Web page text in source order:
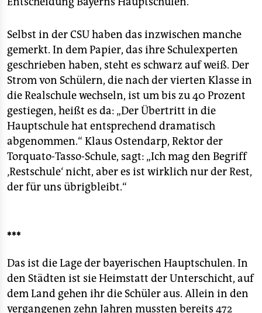
Selbst in der CSU haben das inzwischen manche
gemerkt. In dem Papier, das ihre Schulexperten
geschrieben haben, steht es schwarz auf weiß. Der
Strom von Schülern, die nach der vierten Klasse in
die Realschule wechseln, ist um bis zu 40 Prozent
gestiegen, heißt es da: „Der Übertritt in die
Hauptschule hat entsprechend dramatisch
abgenommen.“ Klaus Ostendarp, Rektor der
Torquato-Tasso-Schule, sagt: „Ich mag den Begriff
‚Restschule‘ nicht, aber es ist wirklich nur der Rest,
der für uns übrigbleibt.“
***
Das ist die Lage der bayerischen Hauptschulen. In
den Städten ist sie Heimstatt der Unterschicht, auf
dem Land gehen ihr die Schüler aus. Allein in den
vergangenen zehn Jahren mussten bereits 472